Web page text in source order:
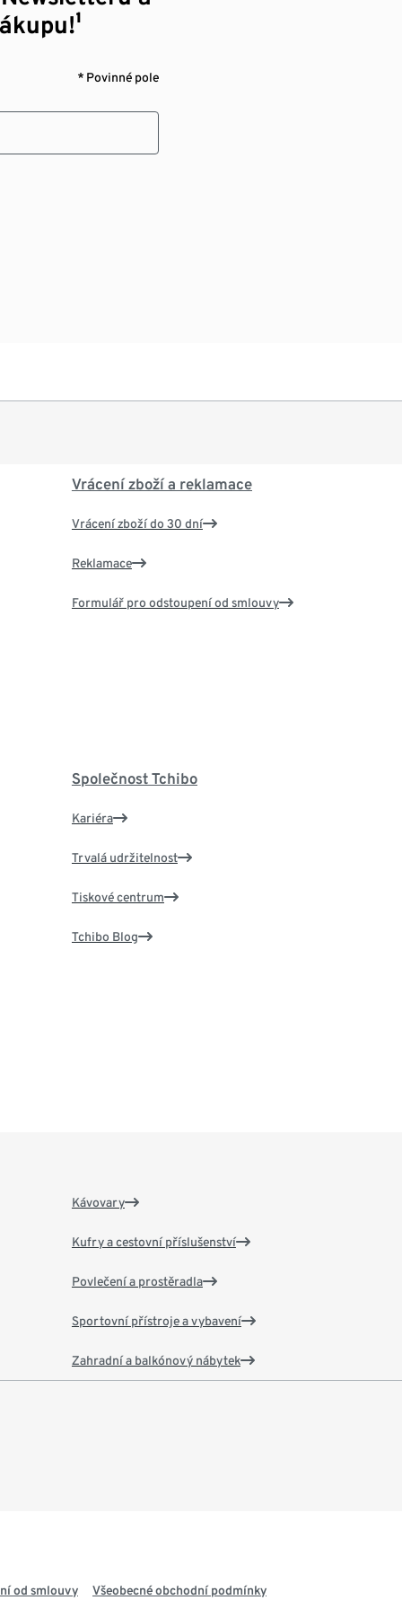
* Povinné pole
Vrácení zboží a reklamace
Vrácení zboží do 30 dní
Reklamace
Formulář pro odstoupení od smlouvy
Společnost Tchibo
Kariéra
Trvalá udržitelnost
Tiskové centrum
Tchibo Blog
Kávovary
Kufry a cestovní příslušenství
Povlečení a prostěradla
Sportovní přístroje a vybavení
Zahradní a balkónový nábytek
od smlouvy Všeobecné obchodní podmínky